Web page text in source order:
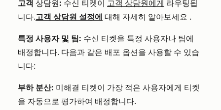
고객 상담원: 수신 티켓이 고객 상담원에게 라우팅됩
니다.고객 상담원 설정에 대해 자세히 알아보세요 .
특정 사용자 및 팀: 수신 티켓을 특정 사용자나 팀에
배정합니다. 다음과 같은 배포 옵션을 사용할 수 있습
니다:
부하 분산: 미해결 티켓이 가장 적은 사용자에게 티켓
을 자동으로 평가하여 배정합니다.